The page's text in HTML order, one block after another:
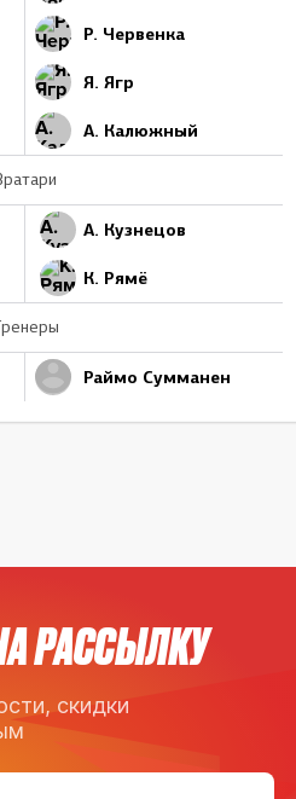
Р. Червенка
Я. Ягр
А. Калюжный
А. Кузнецов
К. Рямё
Раймо Сумманен
РАССЫЛКУ
скидки